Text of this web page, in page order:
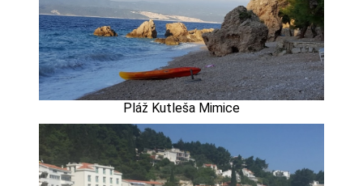
Pláž Kutleša Mimice